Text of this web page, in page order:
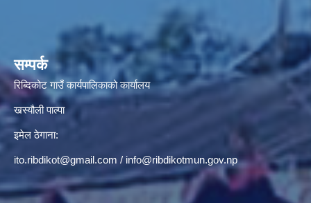
सम्पर्क
रिब्दिकोट गाउँ कार्यपालिकाको कार्यालय
खस्यौली पाल्पा
इमेल ठेगाना:
ito.ribdikot@gmail.com / info@ribdikotmun.gov.np